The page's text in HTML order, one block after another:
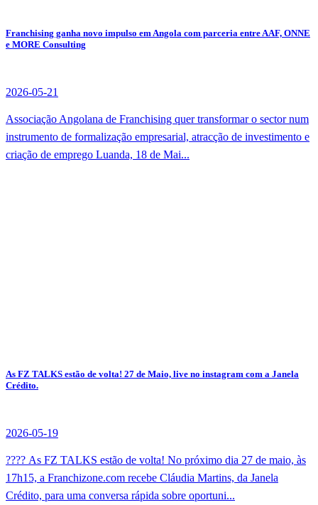
Franchising ganha novo impulso em Angola com parceria entre AAF, ONNE
e MORE Consulting
2026-05-21
Associação Angolana de Franchising quer transformar o sector num
instrumento de formalização empresarial, atracção de investimento e
criação de emprego Luanda, 18 de Mai...
As FZ TALKS estão de volta! 27 de Maio, live no instagram com a Janela
Crédito.
2026-05-19
???? As FZ TALKS estão de volta! No próximo dia 27 de maio, às
17h15, a Franchizone.com recebe Cláudia Martins, da Janela
Crédito, para uma conversa rápida sobre oportuni...